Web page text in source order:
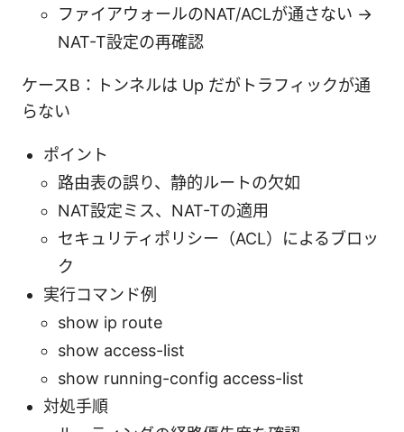
ファイアウォールのNAT/ACLが通さない →
NAT-T設定の再確認
ケースB：トンネルは Up だがトラフィックが通
らない
ポイント
路由表の誤り、静的ルートの欠如
NAT設定ミス、NAT-Tの適用
セキュリティポリシー（ACL）によるブロッ
ク
実行コマンド例
show ip route
show access-list
show running-config access-list
対処手順